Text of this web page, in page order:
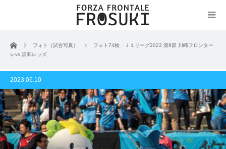
ホーム フォト（試合写真）
フォト74枚 Ｊ１リーグ2023 第9節 川崎フロンター
レvs.浦和レッズ
2023.06.10